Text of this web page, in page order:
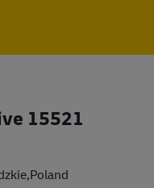
15521